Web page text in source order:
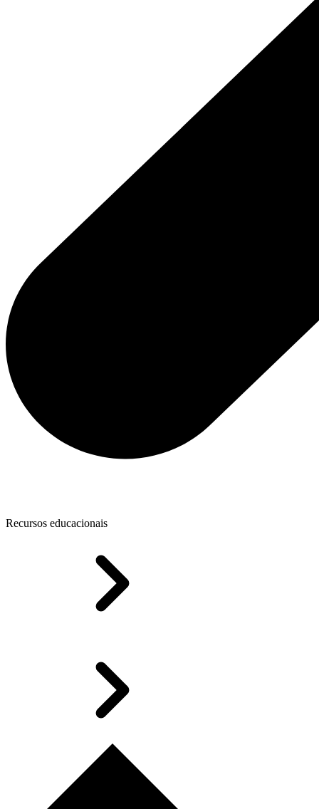
Recursos educacionais